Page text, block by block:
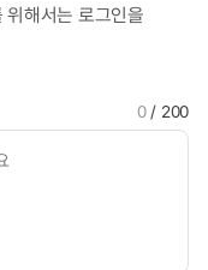
해서는 로그인을
0/ 200